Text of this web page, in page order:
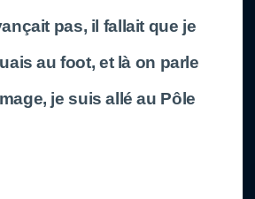
pas, il fallait que je
au foot, et là on parle
je suis allé au Pôle